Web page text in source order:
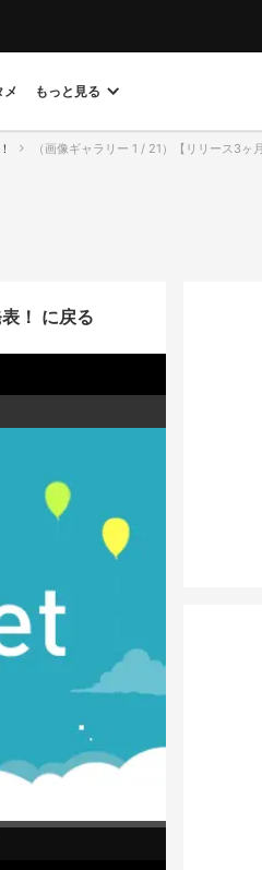
メ もっと見る
（画像ギャラリー 1 / 21）【リリース3ヶ
！ に戻る